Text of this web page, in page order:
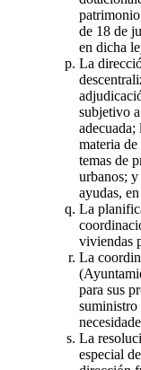
de 18 de
en dicha
La
subjetivo
materia
temas de
urbanos;
ayudas,
La
viviendas
La
para sus
suministro
La
especial